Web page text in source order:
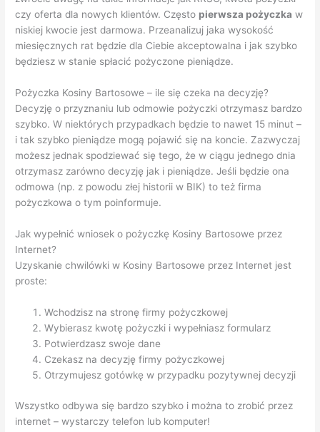
czy oferta dla nowych klientów. Często pierwsza pożyczka w
niskiej kwocie jest darmowa. Przeanalizuj jaka wysokość
miesięcznych rat będzie dla Ciebie akceptowalna i jak szybko
będziesz w stanie spłacić pożyczone pieniądze.
Pożyczka Kosiny Bartosowe – ile się czeka na decyzję?
Decyzję o przyznaniu lub odmowie pożyczki otrzymasz bardzo
szybko. W niektórych przypadkach będzie to nawet 15 minut –
i tak szybko pieniądze mogą pojawić się na koncie. Zazwyczaj
możesz jednak spodziewać się tego, że w ciągu jednego dnia
otrzymasz zarówno decyzję jak i pieniądze. Jeśli będzie ona
odmowa (np. z powodu złej historii w BIK) to też firma
pożyczkowa o tym poinformuje.
Jak wypełnić wniosek o pożyczkę Kosiny Bartosowe przez
Internet?
Uzyskanie chwilówki w Kosiny Bartosowe przez Internet jest
proste:
Wchodzisz na stronę firmy pożyczkowej
Wybierasz kwotę pożyczki i wypełniasz formularz
Potwierdzasz swoje dane
Czekasz na decyzję firmy pożyczkowej
Otrzymujesz gotówkę w przypadku pozytywnej decyzji
Wszystko odbywa się bardzo szybko i można to zrobić przez
internet – wystarczy telefon lub komputer!